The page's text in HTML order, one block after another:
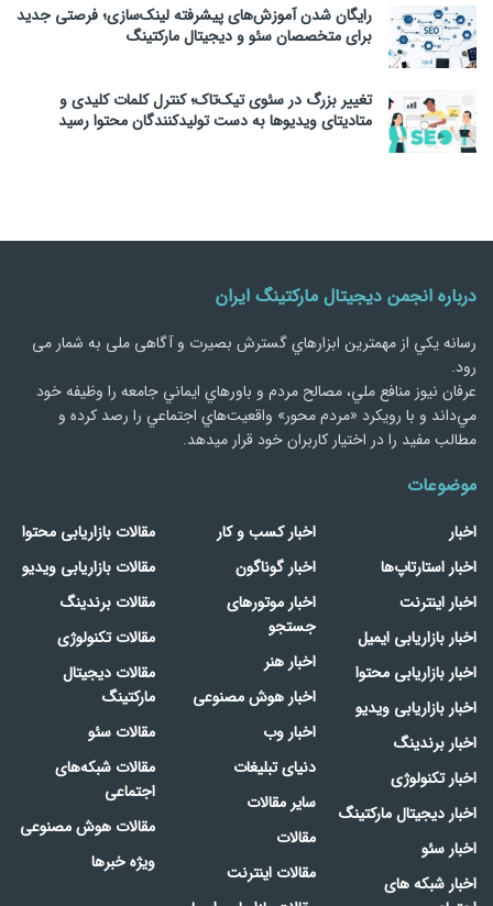
رایگان شدن آموزش‌های پیشرفته لینک‌سازی؛ فرصتی جدید
برای متخصصان سئو و دیجیتال مارکتینگ
تغییر بزرگ در سئوی تیک‌تاک؛ کنترل کلمات کلیدی و
متادیتای ویدیوها به دست تولیدکنندگان محتوا رسید
درباره انجمن دیجیتال مارکتینگ ایران
رسانه يكي از مهمترین ابزارهاي گسترش بصیرت و آگاهی ملی به شمار می
رود.
عرفان نیوز منافع ملي، مصالح مردم و باورهاي ايماني جامعه را وظيفه خود
مي‌داند و با رويكرد «مردم‌ محور» واقعيت‌هاي اجتماعي را رصد کرده و
مطالب مفید را در اختیار کاربران خود قرار میدهد.
موضوعات
اخبار
اخبار استارتاپ‌ها
اخبار اینترنت
اخبار بازاریابی ایمیل
اخبار بازاریابی محتوا
اخبار بازاریابی ویدیو
اخبار برندینگ
اخبار تکنولوژی
اخبار دیجیتال مارکتینگ
اخبار سئو
اخبار شبکه های
اخبار کسب و کار
اخبار گوناگون
اخبار موتورهای
جستجو
اخبار هنر
اخبار هوش مصنوعی
اخبار وب
دنیای تبلیغات
سایر مقالات
مقالات
مقالات اینترنت
مقالات بازاریابی محتوا
مقالات بازاریابی ویدیو
مقالات برندینگ
مقالات تکنولوژی
مقالات دیجیتال
مارکتینگ
مقالات سئو
مقالات شبکه‌های
اجتماعی
مقالات هوش مصنوعی
ویژه خبرها